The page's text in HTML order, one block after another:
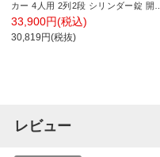
カー 4人用 2列2段 シリンダー錠 開口
付き 棚板付き メールロッカー 書庫
900×奥行450×高さ760mm 【完成品
33,900円(税込)
30,819円(税抜)
レビュー